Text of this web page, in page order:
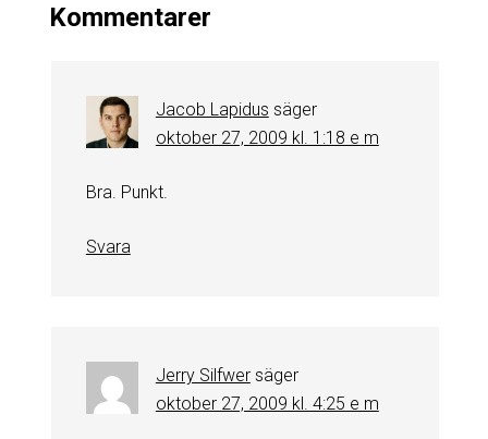
Kommentarer
Jacob Lapidus säger
oktober 27, 2009 kl. 1:18 e m
Bra. Punkt.
Svara
Jerry Silfwer säger
oktober 27, 2009 kl. 4:25 e m